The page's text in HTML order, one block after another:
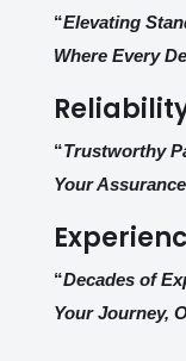
“Elevating
Where Every
“Trustworthy
Your
“Decades of
Your Journey,